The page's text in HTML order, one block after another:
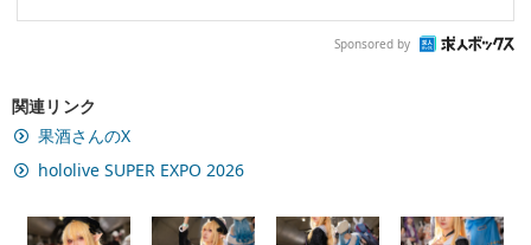
Sponsored by
関連リンク
果酒さんのX
hololive SUPER EXPO 2026